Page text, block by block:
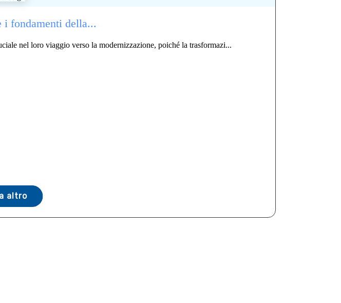
i fondamenti della...
nel loro viaggio verso la modernizzazione, poiché la trasformazi...
altro